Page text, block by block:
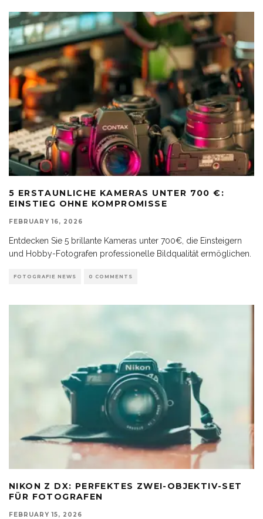
5 ERSTAUNLICHE KAMERAS UNTER 700 €:
EINSTIEG OHNE KOMPROMISSE
FEBRUARY 16, 2026
Entdecken Sie 5 brillante Kameras unter 700€, die Einsteigern
und Hobby-Fotografen professionelle Bildqualität ermöglichen.
FOTOGRAFIE NEWS 0 COMMENTS
NIKON Z DX: PERFEKTES ZWEI-OBJEKTIV-SET
FÜR FOTOGRAFEN
FEBRUARY 15, 2026